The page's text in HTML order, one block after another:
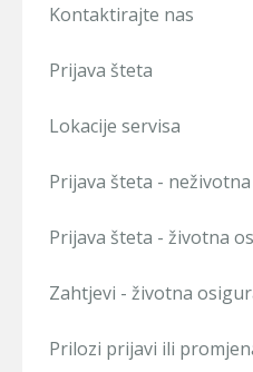
Kontaktirajte nas
Prijava šteta
Lokacije servisa
Prijava šteta -
Prijava šteta - životna
Zahtjevi - životna
Prilozi prijavi ili